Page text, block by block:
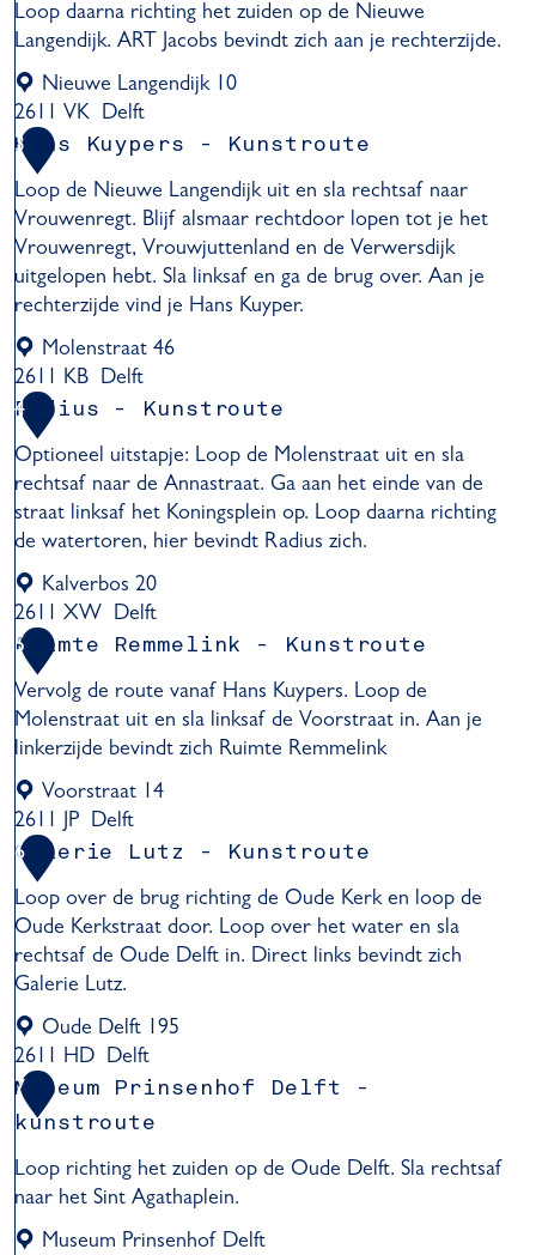
n
s
t
h
u
s
D
E
I
K
-
K
u
n
s
t
r
o
t
e
Loop daarna richting het zuiden op de Nieuwe
Langendijk. ART Jacobs bevindt zich aan je rechterzijde.
Nieuwe Langendijk 10
2611 VK Delft
A
T
a
c
o
b
s
-
K
u
n
s
t
r
o
u
t
e
3
Hans Kuypers - Kunstroute
Loop de Nieuwe Langendijk uit en sla rechtsaf naar
Vrouwenregt. Blijf alsmaar rechtdoor lopen tot je het
Vrouwenregt, Vrouwjuttenland en de Verwersdijk
uitgelopen hebt. Sla linksaf en ga de brug over. Aan je
rechterzijde vind je Hans Kuyper.
Molenstraat 46
2611 KB Delft
H
n
s
K
u
y
p
e
s
-
K
u
n
t
r
o
u
t
4
Radius - Kunstroute
Optioneel uitstapje: Loop de Molenstraat uit en sla
rechtsaf naar de Annastraat. Ga aan het einde van de
straat linksaf het Koningsplein op. Loop daarna richting
de watertoren, hier bevindt Radius zich.
Kalverbos 20
2611 XW Delft
R
d
i
u
s
-
K
n
s
t
r
o
u
e
5
Ruimte Remmelink - Kunstroute
Vervolg de route vanaf Hans Kuypers. Loop de
Molenstraat uit en sla linksaf de Voorstraat in. Aan je
linkerzijde bevindt zich Ruimte Remmelink
Voorstraat 14
2611 JP Delft
R
i
m
t
e
R
e
m
m
e
l
i
6
Galerie Lutz - Kunstroute
Loop over de brug richting de Oude Kerk en loop de
Oude Kerkstraat door. Loop over het water en sla
rechtsaf de Oude Delft in. Direct links bevindt zich
Galerie Lutz.
Oude Delft 195
2611 HD Delft
G
a
e
r
i
7
Museum Prinsenhof Delft -
kunstroute
Loop richting het zuiden op de Oude Delft. Sla rechtsaf
naar het Sint Agathaplein.
Museum Prinsenhof Delft